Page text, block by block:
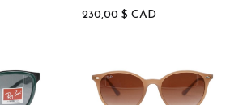
230,00 $ CAD